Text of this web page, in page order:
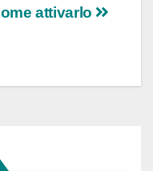
attivarlo